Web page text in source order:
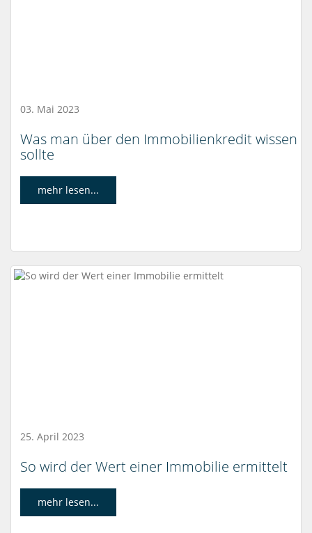
03. Mai 2023
Was man über den Immobilienkredit wissen
sollte
mehr lesen...
25. April 2023
So wird der Wert einer Immobilie ermittelt
mehr lesen...